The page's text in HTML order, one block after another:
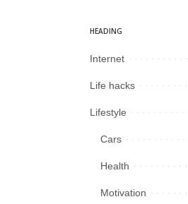
HEADING
Internet
Life hacks
Lifestyle
Cars
Health
Motivation